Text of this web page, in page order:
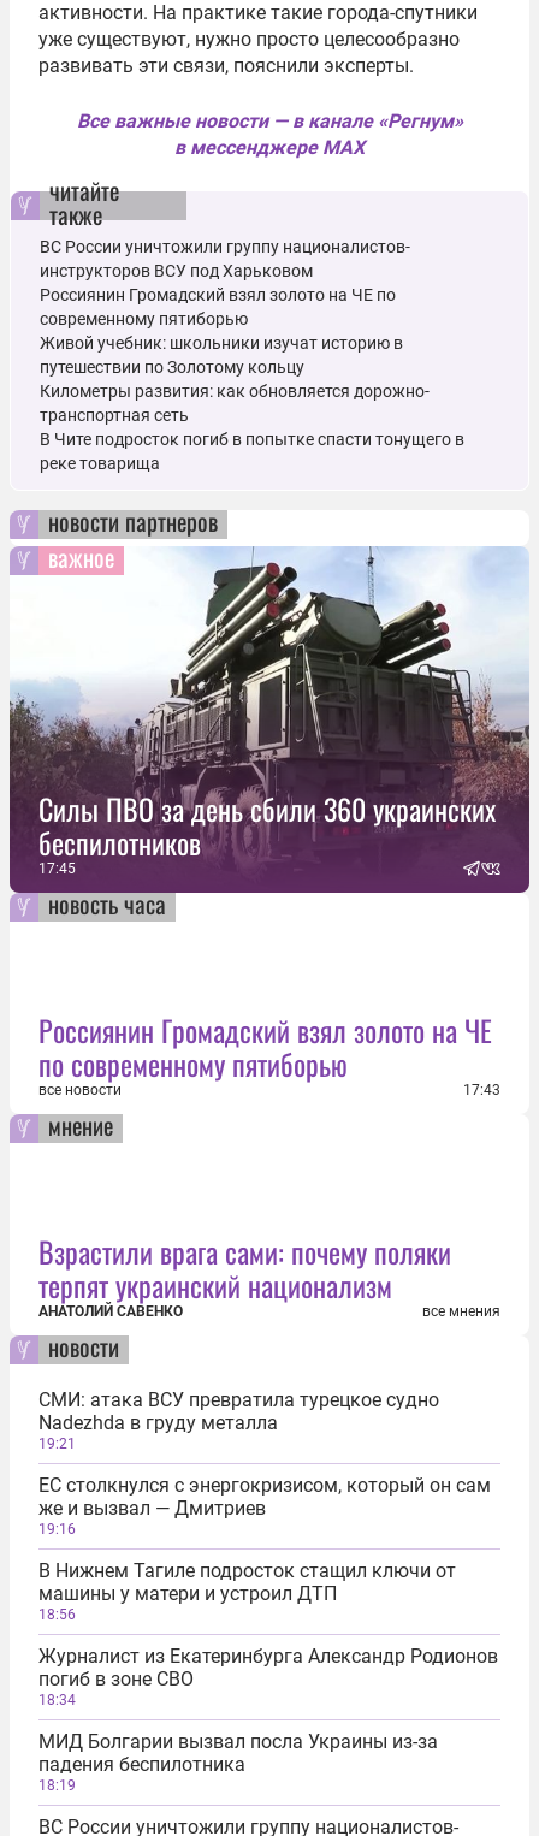
активности. На практике такие города-спутники
уже существуют, нужно просто целесообразно
развивать эти связи, пояснили эксперты.
Все важные новости — в канале «Регнум»
в мессенджере MAX
читайте
также
ВС России уничтожили группу националистов-
инструкторов ВСУ под Харьковом
Россиянин Громадский взял золото на ЧЕ по
современному пятиборью
Живой учебник: школьники изучат историю в
путешествии по Золотому кольцу
Километры развития: как обновляется дорожно-
транспортная сеть
В Чите подросток погиб в попытке спасти тонущего в
реке товарища
новости партнеров
важное
Силы ПВО за день сбили 360 украинских
беспилотников
17:45
новость часа
Россиянин Громадский взял золото на ЧЕ
по современному пятиборью
все новости 17:43
мнение
Взрастили врага сами: почему поляки
терпят украинский национализм
АНАТОЛИЙ САВЕНКО все мнения
новости
СМИ: атака ВСУ превратила турецкое судно
Nadezhda в груду металла
19:21
ЕС столкнулся с энергокризисом, который он сам
же и вызвал — Дмитриев
19:16
В Нижнем Тагиле подросток стащил ключи от
машины у матери и устроил ДТП
18:56
Журналист из Екатеринбурга Александр Родионов
погиб в зоне СВО
18:34
МИД Болгарии вызвал посла Украины из-за
падения беспилотника
18:19
ВС России уничтожили группу националистов-